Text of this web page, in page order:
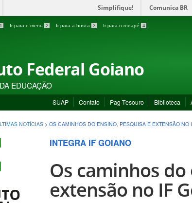
Simplifique! Comunica BR
1 Ir para o menu 2 Ir para a busca 3 Ir para o rodapé 4
Federal Goiano
EDUCAÇÃO
SUAP Contato Pag Tesouro Biblioteca
NOTÍCIAS > OS CAMINHOS DO ENSINO, PESQUISA E EXTENSÃO NO
INTEGRA IF GOIANO
Os caminhos
extensão no IF